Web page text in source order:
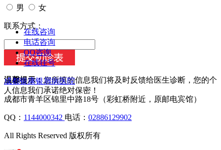
男 女
今天日期：
联系方式：
温馨提示：您所填的信息我们将及时反馈给医生诊断，您的个
人信息我们承诺绝对保密！
在线咨询
电话咨询
QQ咨询
在线挂号
成都银康银屑病医院
成都市青羊区锦里中路18号（彩虹桥附近，原邮电宾馆）
QQ： 1144000342 电话： 02886129902
All Rights Reserved 版权所有